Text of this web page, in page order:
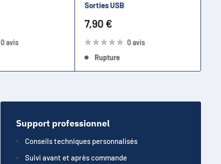
0 avis
Sorties USB
Prix
réduit
7,90 €
0 avis
Rupture
Support professionnel
Conseils techniques personnalisés
Suivi avant et après commande